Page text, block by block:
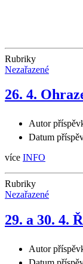
Rubriky
Nezařazené
26. 4.
Autor
Datum
více INFO
Rubriky
Nezařazené
29. a 30. 4.
Autor